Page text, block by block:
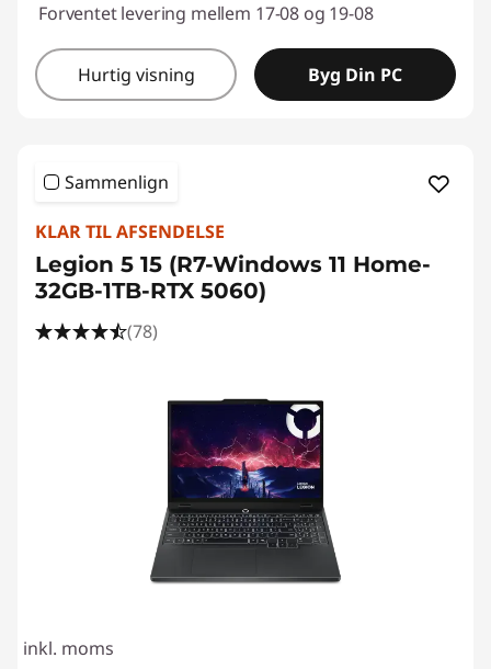
Forventet levering mellem 17-08 og 19-08
Hurtig visning Byg Din PC
Sammenlign
KLAR TIL AFSENDELSE
Legion 5 15 (R7-Windows 11 Home-
32GB-1TB-RTX 5060)
(78)
inkl. moms